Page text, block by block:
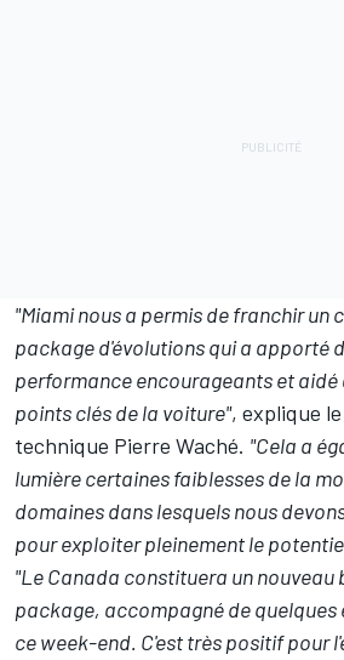
"Miami nous a permis de franchir un
package d'évolutions qui a apporté
performance encourageants et
points clés de la voiture", explique
technique Pierre Waché. "Cela a
lumière certaines faiblesses de la
domaines dans lesquels nous
pour exploiter pleinement le
"Le Canada constituera un nouveau
package, accompagné de quelques
ce week-end. C'est très positif pour